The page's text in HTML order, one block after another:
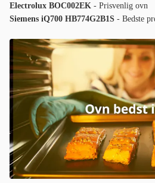
Electrolux BOC002EK - Prisvenlig ovn
Siemens iQ700 HB774G2B1S - Bedste